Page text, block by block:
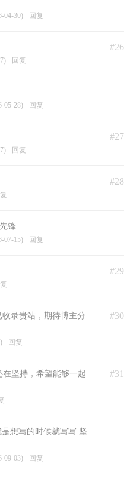
04-30) 回复
#26
回复
05-28) 回复
#27
回复
#28
锋
07-15) 回复
#29
#30
收录贵站，期待博主分
回复
#31
坚持，希望能够一起
想写的时候就写写 坚
09-03) 回复